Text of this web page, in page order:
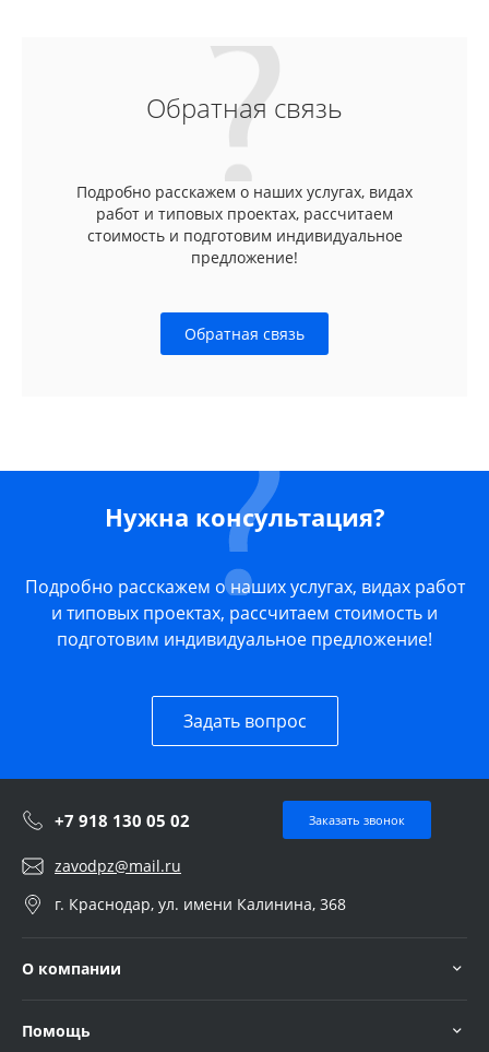
Обратная связь
Подробно расскажем о наших услугах, видах
работ и типовых проектах, рассчитаем
стоимость и подготовим индивидуальное
предложение!
Обратная связь
Нужна консультация?
Подробно расскажем о наших услугах, видах работ
и типовых проектах, рассчитаем стоимость и
подготовим индивидуальное предложение!
Задать вопрос
+7 918 130 05 02 Заказать звонок
zavodpz@mail.ru
г. Краснодар, ул. имени Калинина, 368
О компании
Помощь